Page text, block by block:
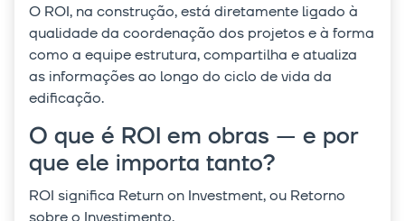
O ROI, na construção, está diretamente ligado à
qualidade da coordenação dos projetos e à forma
como a equipe estrutura, compartilha e atualiza
as informações ao longo do ciclo de vida da
edificação.
O que é ROI em obras — e por
que ele importa tanto?
ROI significa Return on Investment, ou Retorno